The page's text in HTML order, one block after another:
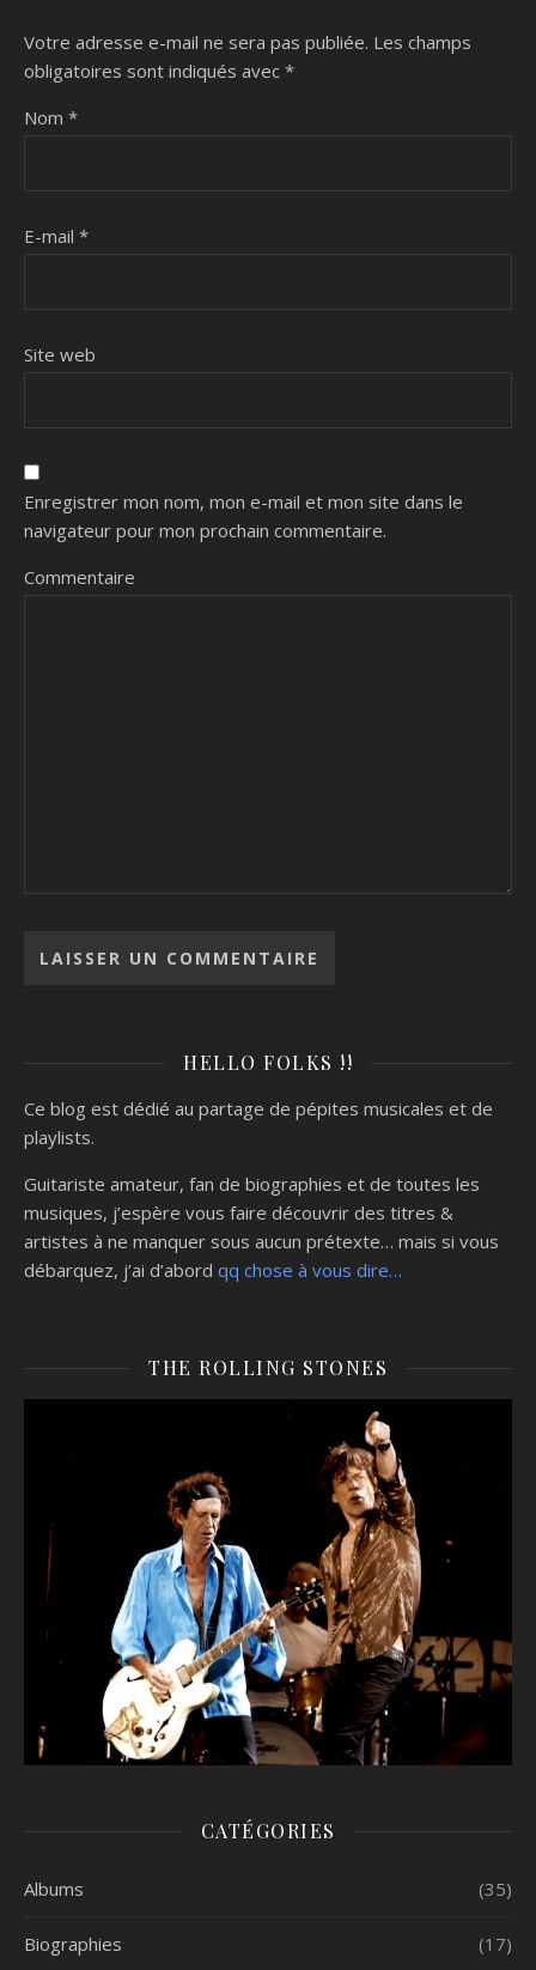
Votre adresse e-mail ne sera pas publiée. Les champs
obligatoires sont indiqués avec *
Nom *
E-mail *
Site web
Enregistrer mon nom, mon e-mail et mon site dans le
navigateur pour mon prochain commentaire.
Commentaire
HELLO FOLKS !!
Ce blog est dédié au partage de pépites musicales et de
playlists.
Guitariste amateur, fan de biographies et de toutes les
musiques, j’espère vous faire découvrir des titres &
artistes à ne manquer sous aucun prétexte… mais si vous
débarquez, j’ai d’abord qq chose à vous dire…
THE ROLLING STONES
CATÉGORIES
Albums (35)
Biographies (17)